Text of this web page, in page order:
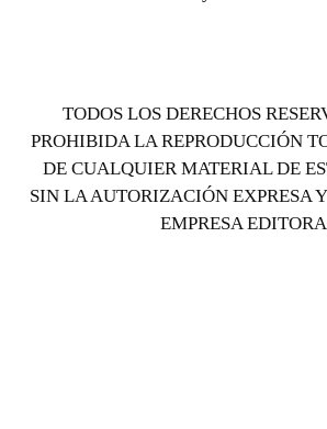
TODOS LOS DERECHOS
PROHIBIDA LA REPRODUCCIÓN
DE CUALQUIER MATERIAL DE
SIN LA AUTORIZACIÓN EXPRESA
EMPRESA